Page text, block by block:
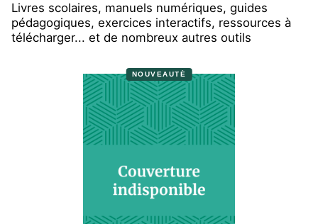
Livres scolaires, manuels numériques, guides
pédagogiques, exercices interactifs, ressources à
télécharger... et de nombreux autres outils
NOUVEAUTÉ